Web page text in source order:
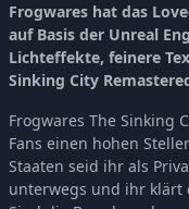
Frogwares hat das
auf Basis der Unreal
Lichteffekte, feinere
Sinking City
Frogwares The Sinking
Fans einen hohen
Staaten seid ihr als
unterwegs und ihr klärt